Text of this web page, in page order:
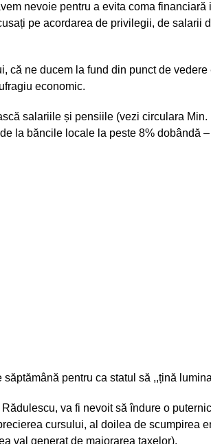
nevoie pentru a evita coma financiară
pe acordarea de privilegii, de salarii
că ne ducem la fund din punct de vedere
economic.
salariile și pensiile (vezi circulara Min.
la băncile locale la peste 8% dobândă
pentru ca statul să ,,țină
va fi nevoit să îndure o
cursului, al doilea de scumpirea
val generat de majorarea taxelor).